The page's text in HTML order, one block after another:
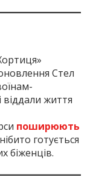
Стел
життя
поширюють
готується
біженців.